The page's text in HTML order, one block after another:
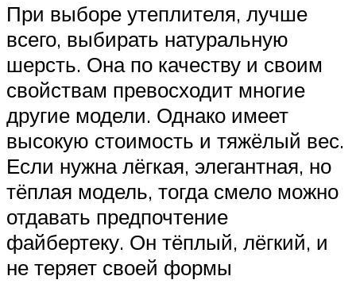
При выборе утеплителя, лучше
всего, выбирать натуральную
шерсть. Она по качеству и своим
свойствам превосходит многие
другие модели. Однако имеет
высокую стоимость и тяжёлый вес.
Если нужна лёгкая, элегантная, но
тёплая модель, тогда смело можно
отдавать предпочтение
файбертеку. Он тёплый, лёгкий, и
не теряет своей формы